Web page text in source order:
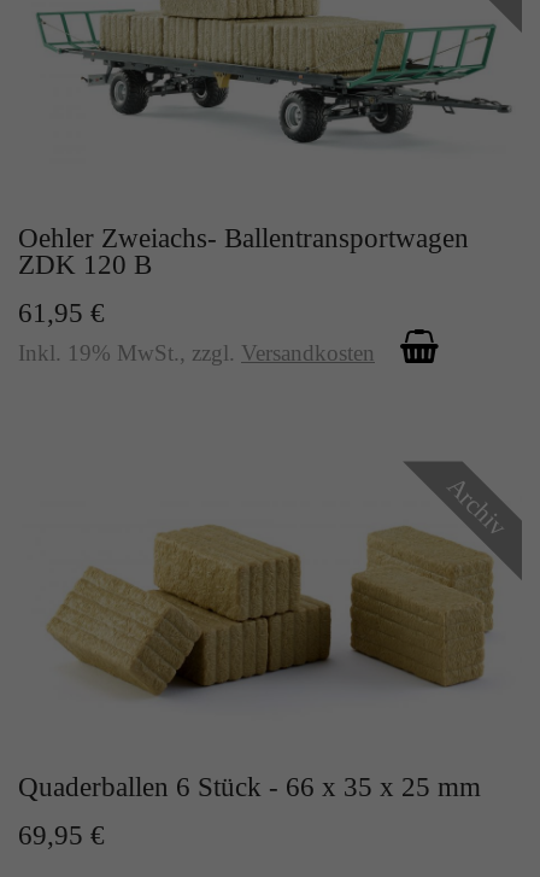
Oehler Zweiachs- Ballentransportwagen
ZDK 120 B
61,95 €
Inkl. 19% MwSt., zzgl. Versandkosten
Archiv
Quaderballen 6 Stück - 66 x 35 x 25 mm
69,95 €